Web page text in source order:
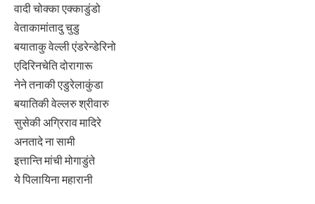
वादी चोक्का एक्काडुंडो
वेताकामांतादु चुडु
बयाताकु वेल्ली एंडरेन्डेरिनो
एदिरिनचेति दोरागारू
नेने तनाकी एडुरेलाकुंडा
बयातिकी वेल्लरु श्रीवारु
सुसेकी अग्रिराव मादिरे
अनतादे ना सामी
इत्तान्ति मांची मोगाडुंते
ये पिलायिना महारानी